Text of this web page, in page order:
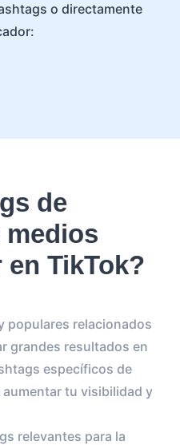
o directamente
de
medios
TikTok?
populares relacionados
grandes resultados en
específicos de
tu visibilidad y
relevantes para la